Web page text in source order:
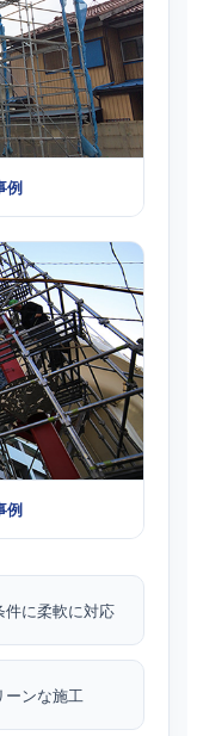
例
例
に柔軟に対応
ーンな施工